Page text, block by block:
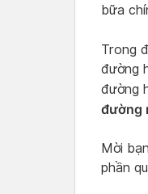
bữa
Trong
đường
đường
đường
Mời
phần